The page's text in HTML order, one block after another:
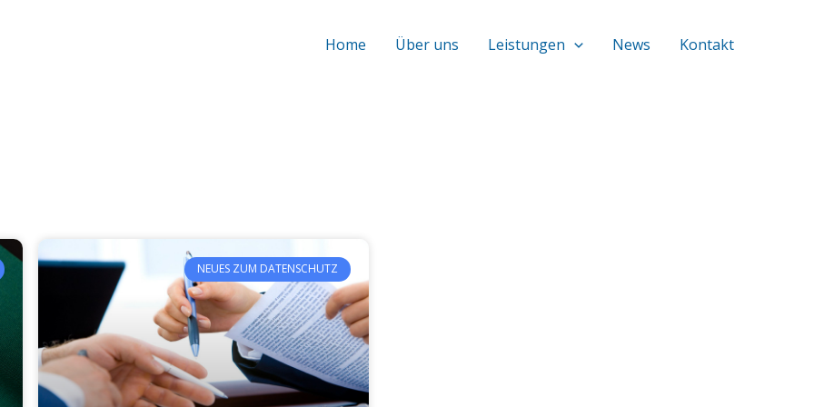
Home Über uns Leistungen News Kontakt
NEUES ZUM DATENSCHUTZ